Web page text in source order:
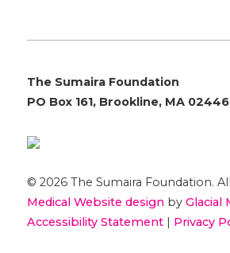
The Sumaira Foundation
PO Box 161, Brookline, MA 02446
© 2026 The Sumaira Foundation.
Medical Website designby Glacial
Accessibility Statement| Privacy